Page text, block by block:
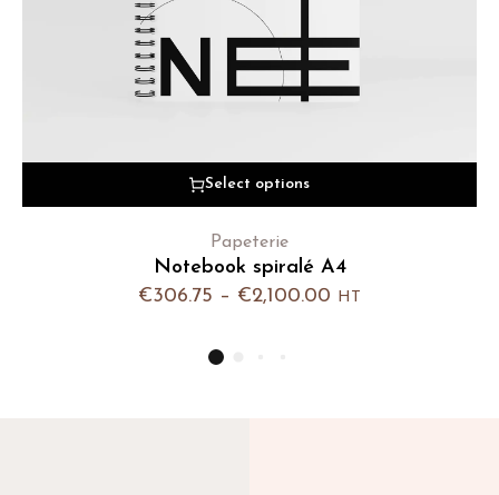
Select options
Papeterie
Notebook spiralé A4
€306.75 – €2,100.00 HT